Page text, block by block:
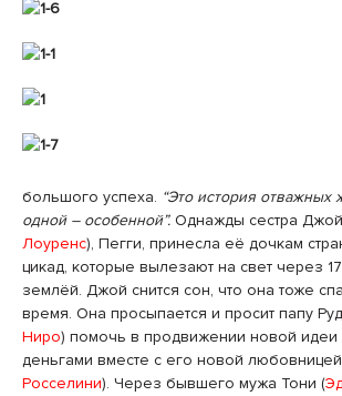
большого успеха. “Это история
одной – особенной”. Однажды сестра
Лоуренс), Пегги, принесла её дочкам
цикад, которые вылезают на свет через
землёй. Джой снится сон, что она тоже
время. Она просыпается и просит папу
Ниро) помочь в продвижении новой идеи
деньгами вместе с его новой
Росселини). Через бывшего мужа Тони (